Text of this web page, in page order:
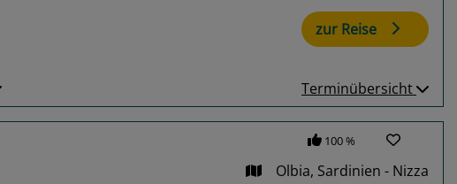
zur Reise
Terminübersicht
100 %
Olbia, Sardinien - Nizza